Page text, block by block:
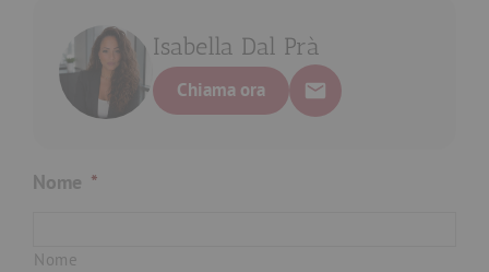
Isabella Dal Prà
Chiama ora
Nome *
Nome